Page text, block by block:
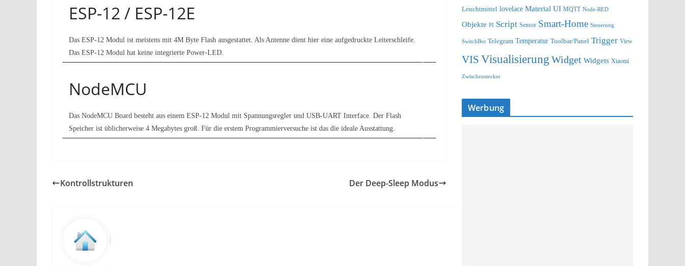
ESP-12 / ESP-12E
Das ESP-12 Modul ist meistens mit 4M Byte Flash ausgestattet. Als Antenne dient hier eine aufgedruckte Leiterschleife.
Das ESP-12 Modul hat keine integrierte Power-LED.
NodeMCU
Das NodeMCU Board besteht aus einem ESP-12 Modul mit Spannungsregler und USB-UART Interface. Der Flash
Speicher ist üblicherweise 4 Megabytes groß. Für die erstem Programmierversuche ist das die ideale Ausstattung.
Kontrollstrukturen Der Deep-Sleep Modus
Leuchtmittel lovelace Material UI MQTT Node-RED
Objekte PI Script Sensor Smart-Home Steuerung
SwitchBot Telegram Temperatur Toolbar/Panel Trigger View
VIS Visualisierung Widget Widgets Xiaomi
Zwischenstecker
Werbung